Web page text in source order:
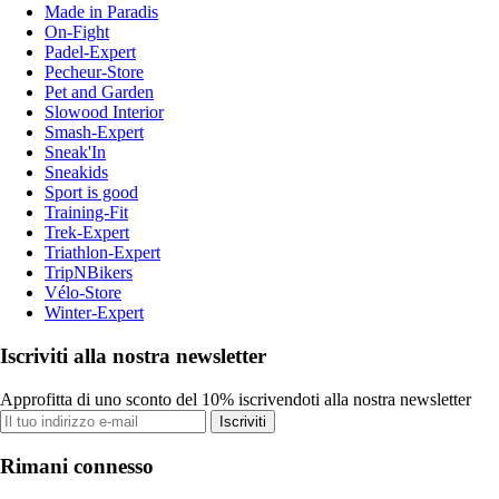
Made in Paradis
On-Fight
Padel-Expert
Pecheur-Store
Pet and Garden
Slowood Interior
Smash-Expert
Sneak'In
Sneakids
Sport is good
Training-Fit
Trek-Expert
Triathlon-Expert
TripNBikers
Vélo-Store
Winter-Expert
Iscriviti alla nostra newsletter
Approfitta di uno sconto del 10% iscrivendoti alla nostra newsletter
Iscriviti
Rimani connesso